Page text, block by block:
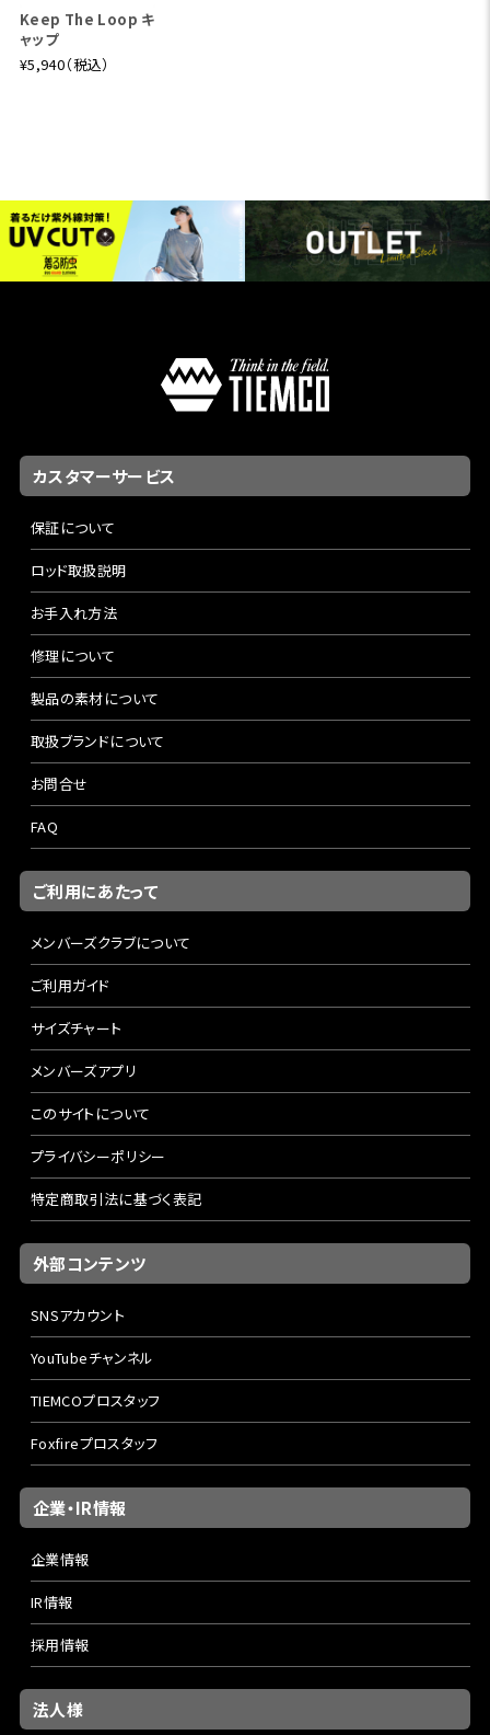
Keep The Loop キ
ャップ
¥5,940（税込）
カスタマーサービス
保証について
ロッド取扱説明
お手入れ方法
修理について
製品の素材について
取扱ブランドについて
お問合せ
FAQ
ご利用にあたって
メンバーズクラブについて
ご利用ガイド
サイズチャート
メンバーズアプリ
このサイトについて
プライバシーポリシー
特定商取引法に基づく表記
外部コンテンツ
SNSアカウント
YouTubeチャンネル
TIEMCOプロスタッフ
Foxfireプロスタッフ
企業・IR情報
企業情報
IR情報
採用情報
法人様